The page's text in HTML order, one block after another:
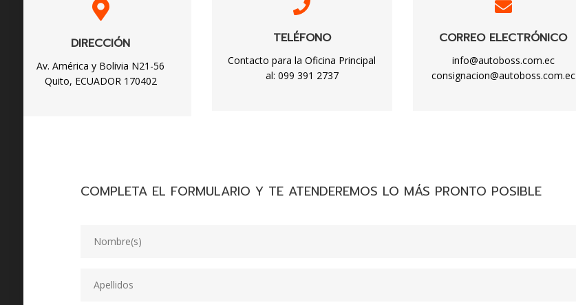
DIRECCIÓN
Av. América y Bolivia N21-56
Quito, ECUADOR 170402
TELÉFONO
Contacto para la Oficina Principal
al: 099 391 2737
CORREO ELECTRÓNICO
info@autoboss.com.ec
consignacion@autoboss.com.ec
COMPLETA EL FORMULARIO Y TE ATENDEREMOS LO MÁS PRONTO POSIBLE